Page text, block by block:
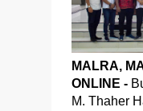
MALRA,
ONLINE -
M. Thaher